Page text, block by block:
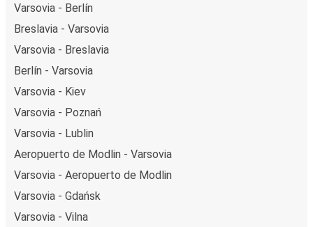
Varsovia - Berlín
Breslavia - Varsovia
Varsovia - Breslavia
Berlín - Varsovia
Varsovia - Kiev
Varsovia - Poznań
Varsovia - Lublin
Aeropuerto de Modlin - Varsovia
Varsovia - Aeropuerto de Modlin
Varsovia - Gdańsk
Varsovia - Vilna